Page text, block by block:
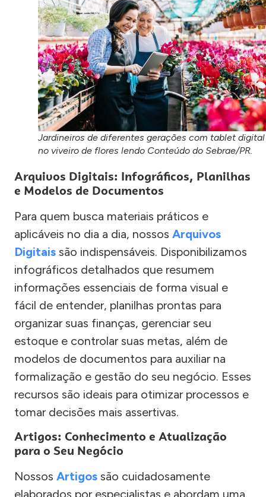
Jardineiros de diferentes gerações com tablet digital
no viveiro de flores lendo Conteúdo do Sebrae/PR.
Arquivos Digitais: Infográficos, Planilhas
e Modelos de Documentos
Para quem busca materiais práticos e
aplicáveis no dia a dia, nossos Arquivos
Digitais são indispensáveis. Disponibilizamos
infográficos detalhados que resumem
informações essenciais de forma visual e
fácil de entender, planilhas prontas para
organizar suas finanças, gerenciar seu
estoque e controlar suas metas, além de
modelos de documentos para auxiliar na
formalização e gestão do seu negócio. Esses
recursos são ideais para otimizar processos e
tomar decisões mais assertivas.
Artigos: Conhecimento e Atualização
para o Seu Negócio
Nossos Artigos são cuidadosamente